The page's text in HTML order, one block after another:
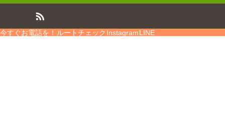
今すぐお電話を！ ルートチェック InstagramLINE